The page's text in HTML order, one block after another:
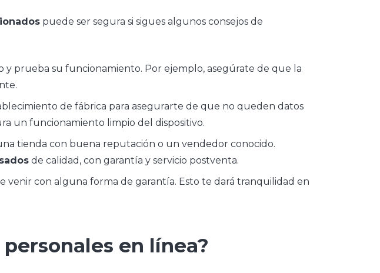
puede ser segura si sigues algunos consejos de
y prueba su funcionamiento. Por ejemplo, asegúrate de que la
de fábrica para asegurarte de que no queden datos
un funcionamiento limpio del dispositivo.
tienda con buena reputación o un vendedor conocido.
de calidad, con garantía y servicio postventa.
venir con alguna forma de garantía. Esto te dará tranquilidad en
en línea?